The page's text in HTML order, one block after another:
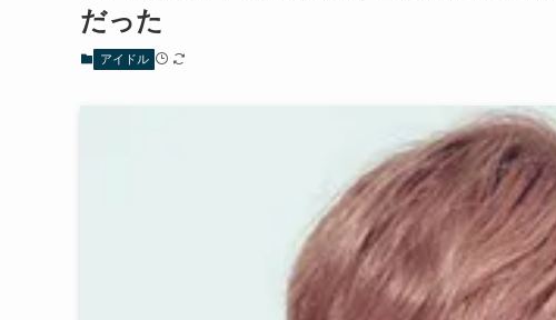
だった
アイドル